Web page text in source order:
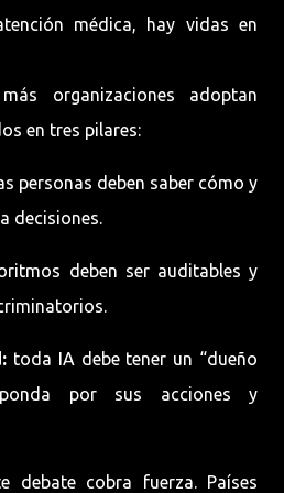
médica, hay vidas en
organizaciones adoptan
en tres pilares:
personas deben saber cómo y
decisiones.
deben ser auditables y
toda IA debe tener un “dueño
por sus acciones y
debate cobra fuerza. Países